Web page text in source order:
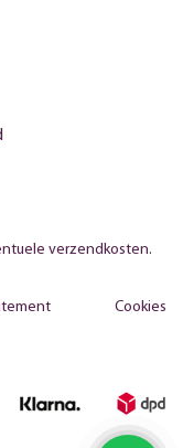
verzendkosten.
Cookies